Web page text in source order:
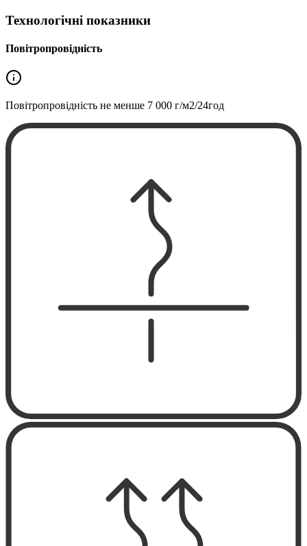
Технологічні показники
Повітропровідність
Повітропровідність не менше 7 000 г/м2/24год